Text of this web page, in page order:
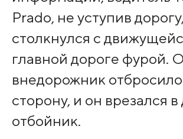
Prado, не уступив дорогу,
столкнулся с
главной дороге фурой.
внедорожник
сторону, и он врезался
отбойник.